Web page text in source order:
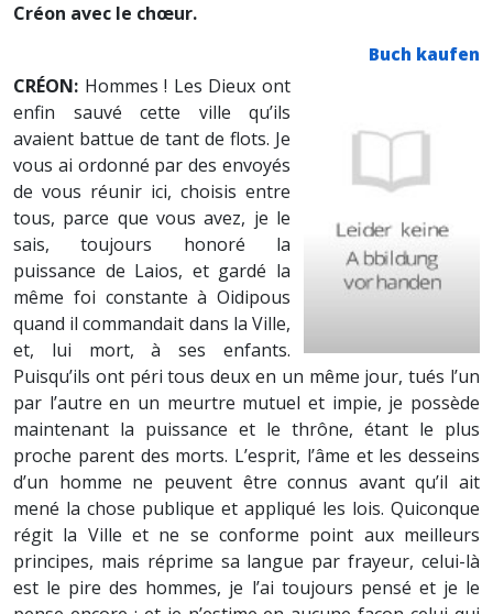
Créon avec le chœur.
Buch kaufen
CRÉON: Hommes ! Les Dieux ont
enfin sauvé cette ville qu’ils
avaient battue de tant de flots. Je
vous ai ordonné par des envoyés
de vous réunir ici, choisis entre
tous, parce que vous avez, je le
sais, toujours honoré la
puissance de Laios, et gardé la
même foi constante à Oidipous
quand il commandait dans la Ville,
et, lui mort, à ses enfants.
Puisqu’ils ont péri tous deux en un même jour, tués l’un
par l’autre en un meurtre mutuel et impie, je possède
maintenant la puissance et le thrône, étant le plus
proche parent des morts. L’esprit, l’âme et les desseins
d’un homme ne peuvent être connus avant qu’il ait
mené la chose publique et appliqué les lois. Quiconque
régit la Ville et ne se conforme point aux meilleurs
principes, mais réprime sa langue par frayeur, celui-là
est le pire des hommes, je l’ai toujours pensé et je le